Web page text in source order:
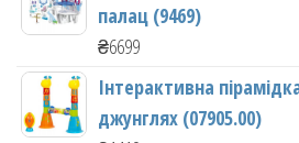
палац (9469)
₴6699
Інтерактивна
джунглях (07905.00)